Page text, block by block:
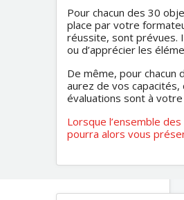
Pour chacun des 30
place par votre
réussite, sont prévues.
ou d’apprécier les
De même, pour chacun
aurez de vos
évaluations sont à
Lorsque l’ensemble
pourra alors vous